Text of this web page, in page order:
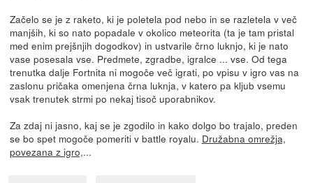
Začelo se je z raketo, ki je poletela pod nebo in se razletela v več
manjših, ki so nato popadale v okolico meteorita (ta je tam pristal
med enim prejšnjih dogodkov) in ustvarile črno luknjo, ki je nato
vase posesala vse. Predmete, zgradbe, igralce ... vse. Od tega
trenutka dalje Fortnita ni mogoče več igrati, po vpisu v igro vas na
zaslonu pričaka omenjena črna luknja, v katero pa kljub vsemu
vsak trenutek strmi po nekaj tisoč uporabnikov.
Za zdaj ni jasno, kaj se je zgodilo in kako dolgo bo trajalo, preden
se bo spet mogoče pomeriti v battle royalu. Družabna omrežja,
povezana z igro,...